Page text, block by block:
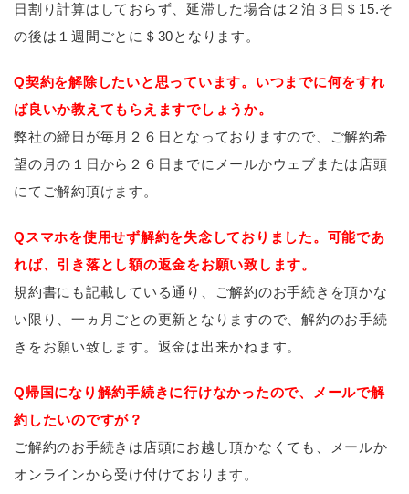
日割り計算はしておらず、延滞した場合は２泊３日＄15.そ
の後は１週間ごとに＄30となります。
Q契約を解除したいと思っています。いつまでに何をすれ
ば良いか教えてもらえますでしょうか。
弊社の締日が毎月２６日となっておりますので、ご解約希
望の月の１日から２６日までにメールかウェブまたは店頭
にてご解約頂けます。
Qスマホを使用せず解約を失念しておりました。可能であ
れば、引き落とし額の返金をお願い致します。
規約書にも記載している通り、ご解約のお手続きを頂かな
い限り、一ヵ月ごとの更新となりますので、解約のお手続
きをお願い致します。返金は出来かねます。
Q帰国になり解約手続きに行けなかったので、メールで解
約したいのですが？
ご解約のお手続きは店頭にお越し頂かなくても、メールか
オンラインから受け付けております。